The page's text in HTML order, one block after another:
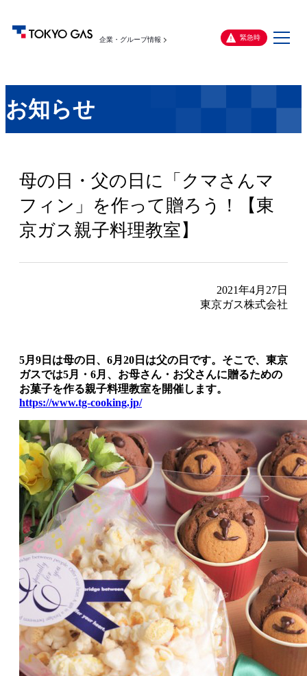
企業・グループ情報 緊急時
メ
お知らせ
母の日・父の日に「クマさんマ
フィン」を作って贈ろう！【東
京ガス親子料理教室】
2021年4月27日
東京ガス株式会社
5月9日は母の日、6月20日は父の日です。そこで、東京
ガスでは5月・6月、お母さん・お父さんに贈るための
お菓子を作る親子料理教室を開催します。
https://www.tg-cooking.jp/